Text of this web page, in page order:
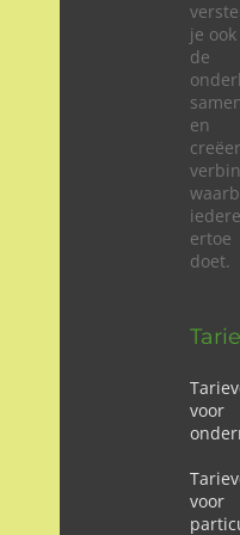
je ook
de
en
ertoe
doet.
voor
voor